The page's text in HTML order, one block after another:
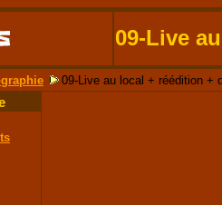
09-Live
09-Live au local + réédition +